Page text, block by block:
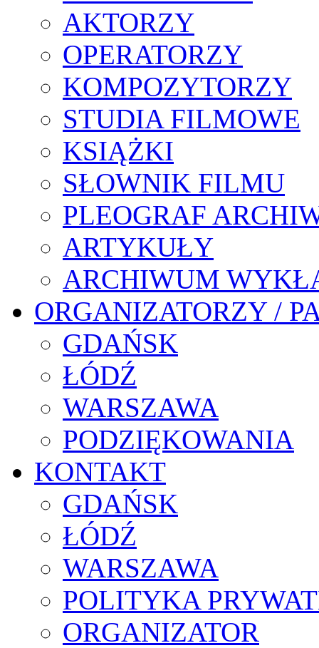
AKTORZY
OPERATORZY
KOMPOZYTORZY
STUDIA FILMOWE
KSIĄŻKI
SŁOWNIK FILMU
PLEOGRAF
ARTYKUŁY
ARCHIWUM
ORGANIZATORZY /
GDAŃSK
ŁÓDŹ
WARSZAWA
PODZIĘKOWANIA
KONTAKT
GDAŃSK
ŁÓDŹ
WARSZAWA
POLITYKA
ORGANIZATOR